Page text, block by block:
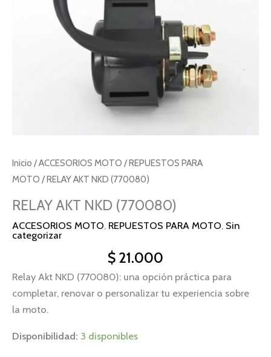
Inicio /ACCESORIOS MOTO /REPUESTOS PARA
MOTO / RELAY AKT NKD (770080)
RELAY AKT NKD (770080)
ACCESORIOS MOTO, REPUESTOS PARA MOTO, Sin
categorizar
$ 21.000
Relay Akt NKD (770080): una opción práctica para
completar, renovar o personalizar tu experiencia sobre
la moto.
Disponibilidad: 3 disponibles